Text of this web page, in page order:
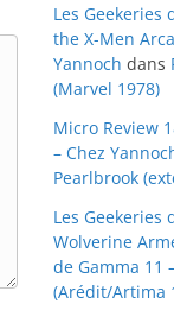
Les Geekeries
the X-Men
Yannoch dans
(Marvel 1978)
Micro Review
– Chez
Pearlbrook
Les Geekeries
Wolverine
de Gamma 11
(Arédit/Artima